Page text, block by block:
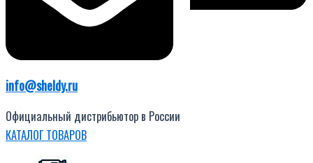
info@sheldy.ru
Официальный дистрибьютор в России
КАТАЛОГ ТОВАРОВ